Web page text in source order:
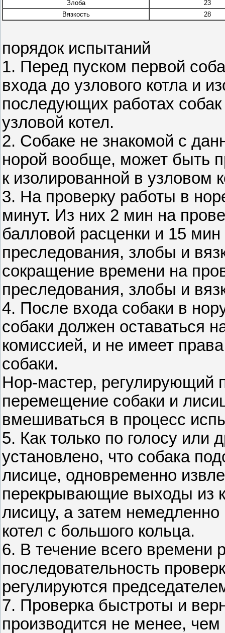
Злоба
23
Вязкость
28
порядок испытаний
1. Перед пуском первой
входа до узлового котла и
последующих работах
узловой котел.
2. Собаке не знакомой с
норой вообще, может быть
к изолированной в узловом
3. На проверку работы в
минут. Из них 2 мин на
балловой расценки и 15
преследования, злобы и
сокращение времени на
преследования, злобы и
4. После входа собаки в
собаки должен оставаться
комиссией, и не имеет
собаки.
Нор-мастер, регулирующий
перемещение собаки и
вмешиваться в процесс
5. Как только по голосу или
установлено, что собака
лисице, одновременно
перекрывающие выходы из
лисицу, а затем
котел с большого кольца.
6. В течение всего времени
последовательность
регулируются
7. Проверка быстроты и
производится не менее,